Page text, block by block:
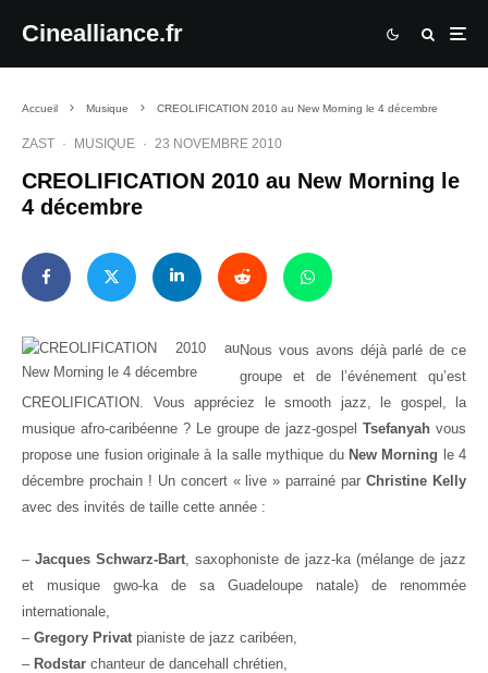
Cinealliance.fr
Accueil Musique CREOLIFICATION 2010 au New Morning le 4 décembre
ZAST · MUSIQUE · 23 NOVEMBRE 2010
CREOLIFICATION 2010 au New Morning le
4 décembre
Nous vous avons déjà parlé de ce
groupe et de l’événement qu’est
CREOLIFICATION. Vous appréciez le smooth jazz, le gospel, la
musique afro-caribéenne ? Le groupe de jazz-gospel Tsefanyah vous
propose une fusion originale à la salle mythique du New Morning le 4
décembre prochain ! Un concert « live » parrainé parChristine Kelly
avec des invités de taille cette année :
– Jacques Schwarz-Bart, saxophoniste de jazz-ka (mélange de jazz
et musique gwo-ka de sa Guadeloupe natale) de renommée
internationale,
– Gregory Privat pianiste de jazz caribéen,
– Rodstar chanteur de dancehall chrétien,